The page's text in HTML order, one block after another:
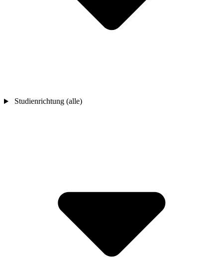
Studienrichtung (alle)